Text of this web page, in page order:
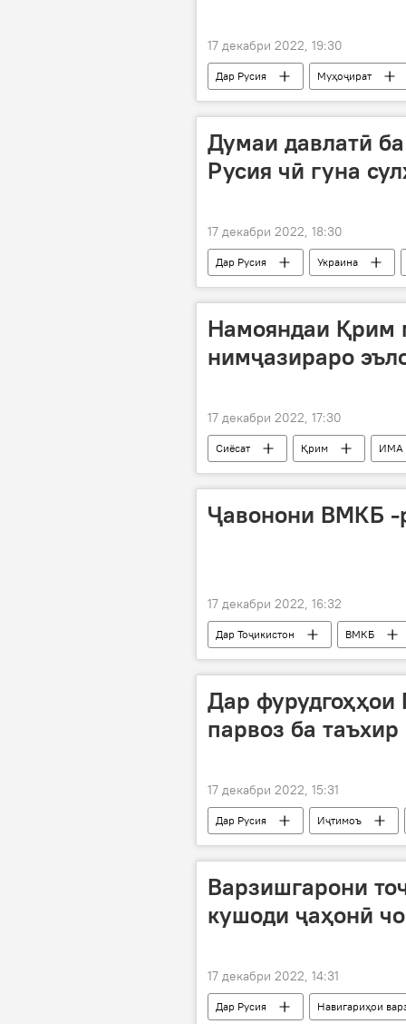
17 декабри 2022, 19:30
Дар Русия Муҳоҷират
Думаи давлатӣ
Русия чӣ гуна
17 декабри 2022, 18:30
Дар Русия Украина
Намояндаи Қрим
нимҷазираро
17 декабри 2022, 17:30
Сиёсат Қрим ИМА
Ҷавонони ВМКБ -
17 декабри 2022, 16:32
Дар Тоҷикистон ВМКБ
Дар
парвоз ба
17 декабри 2022, 15:31
Дар Русия Иҷтимоъ
Варзишгарони
кушоди ҷаҳонӣ
17 декабри 2022, 14:31
Дар Русия Навигариҳои